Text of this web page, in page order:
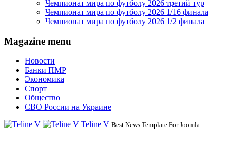
Чемпионат мира по футболу 2026 третий тур
Чемпионат мира по футболу 2026 1/16 финала
Чемпионат мира по футболу 2026 1/2 финала
Magazine menu
Новости
Банки ПМР
Экономика
Спорт
Общество
СВО России на Украине
Teline V Best News Template For Joomla